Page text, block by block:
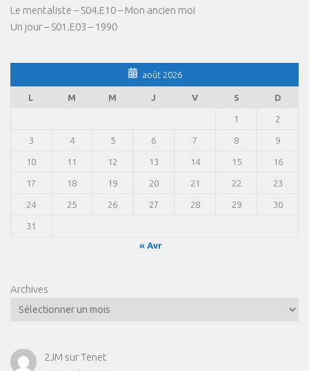
Le mentaliste – S04.E10 – Mon ancien moi
Un jour – S01.E03 – 1990
août 2026
L M M J V S D
1 2
3 4 5 6 7 8 9
10 11 12 13 14 15 16
17 18 19 20 21 22 23
24 25 26 27 28 29 30
31
« Avr
Archives
2JM surTenet